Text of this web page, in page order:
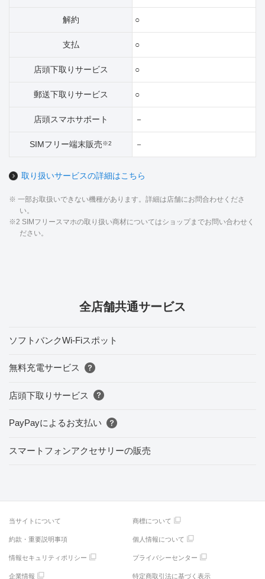
解約 ○
支払 ○
店頭下取りサービス ○
郵送下取りサービス ○
店頭スマホサポート －
SIMフリー端末販売※2 －
取り扱いサービスの詳細はこちら
※ 一部お取扱いできない機種があります。詳細は店舗にお問合わせくださ
い。
※2 SIMフリースマホの取り扱い商材についてはショップまでお問い合わせく
ださい。
全店舗共通サービス
ソフトバンクWi-Fiスポット
無料充電サービス
店頭下取りサービス
PayPayによるお支払い
スマートフォンアクセサリーの販売
当サイトについて 商標について
約款・重要説明事項 個人情報について
情報セキュリティポリシー プライバシーセンター
企業情報 特定商取引法に基づく表示